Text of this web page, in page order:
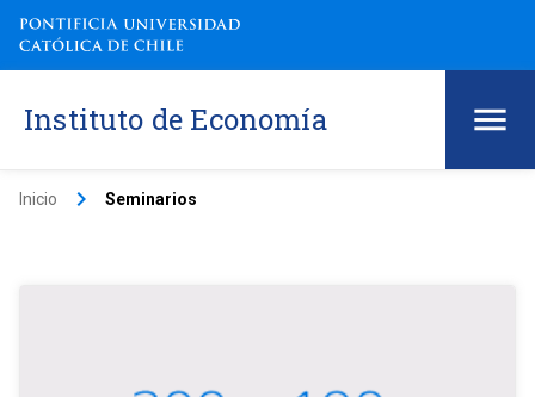
Instituto de Economía
Inicio keyboard_arrow_right Seminarios